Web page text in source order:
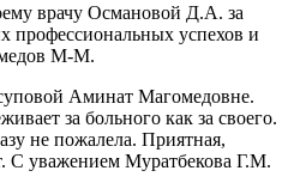
врачу Османовой Д.А. за
успехов и
М-М.
Аминат Магомедовне.
за больного как за своего.
не пожалела. Приятная,
С уважением Муратбекова Г.М.